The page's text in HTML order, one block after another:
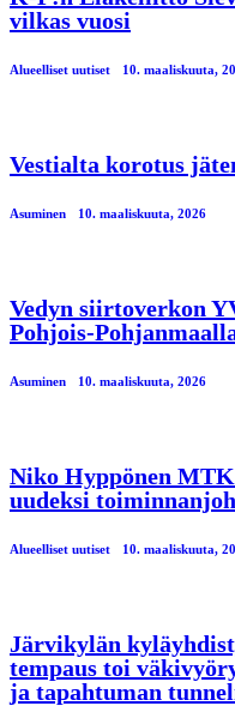
vilkas vuosi
Alueelliset uutiset 10. maaliskuuta,
Vestialta korotus
Asuminen 10. maaliskuuta, 2026
Vedyn siirtoverkon
Pohjois-
Asuminen 10. maaliskuuta, 2026
Niko Hyppönen
uudeksi
Alueelliset uutiset 10. maaliskuuta,
Järvikylän
tempaus toi
ja tapahtuman